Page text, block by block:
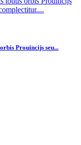
Prouincijs seu...